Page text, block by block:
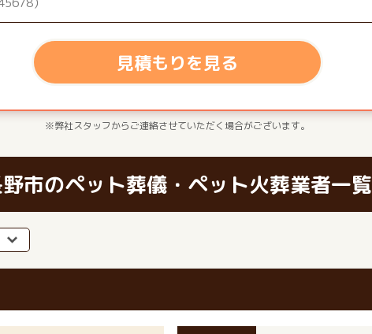
見積もりを見る
※弊社スタッフからご連絡させていただく場合がございます。
市のペット葬儀・ペット火葬業者一覧